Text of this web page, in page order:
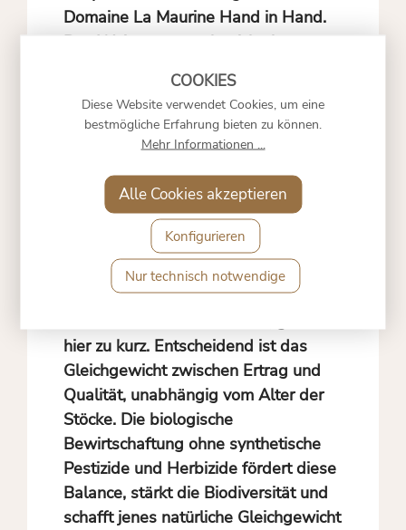
Domaine La Maurine Hand in Hand.
Das Weingut versteht sich als
überlieferte Praktiken und moderne
Einsichten ineinandergreifen. Die
Handlese bildet das Fundament
behutsam in kleinen Kisten
transportiert, um die Integrität der
Beeren vom Rebstock bis in den
Keller zu bewahren.
Der Mythos, alte Reben produzierten
hier zu kurz. Entscheidend ist das
Gleichgewicht zwischen Ertrag und
Qualität, unabhängig vom Alter der
Stöcke. Die biologische
Bewirtschaftung ohne synthetische
Pestizide und Herbizide fördert diese
Balance, stärkt die Biodiversität und
schafft jenes natürliche Gleichgewicht
Diese Website verwendet Cookies, um eine
bestmögliche Erfahrung bieten zu können.
Mehr Informationen ...
Nur technisch notwendige
Konfigurieren
Alle Cookies akzeptieren